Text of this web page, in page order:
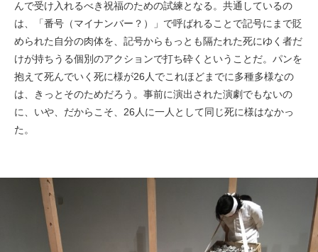
んで受け入れるべき祝福のための試練となる。共通しているの
は、「番号（マイナンバー？）」で呼ばれることで記号にまで貶
められた自分の肉体を、記号からもっとも隔たれた死にゆく者だ
けが持ちうる個別のアクションで打ち砕くということだ。パンを
抱えて死んでいく死に様が26人でこれほどまでに多種多様なの
は、きっとそのためだろう。事前に演出された演劇でもないの
に、いや、だからこそ、26人に一人として同じ死に様はなかっ
た。